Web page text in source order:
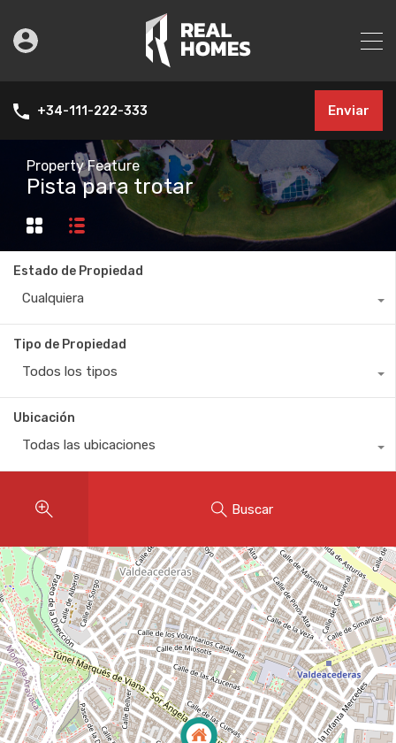
+34-111-222-333 Enviar
Property Feature
Pista para trotar
Estado de Propiedad
Cualquiera
Tipo de Propiedad
Todos los tipos
Ubicación
Todas las ubicaciones
Buscar